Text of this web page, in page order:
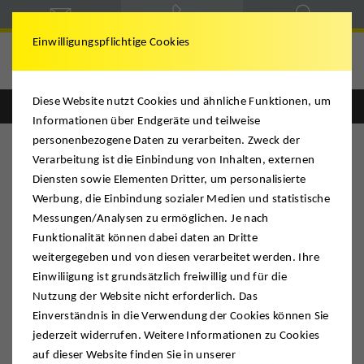
Englisch Deutsch
Einwilligungspflichtige Cookies
Diese Website nutzt Cookies und ähnliche Funktionen, um
Informationen über Endgeräte und teilweise
personenbezogene Daten zu verarbeiten. Zweck der
Verarbeitung ist die Einbindung von Inhalten, externen
Diensten sowie Elementen Dritter, um personalisierte
Werbung, die Einbindung sozialer Medien und statistische
Messungen/Analysen zu ermöglichen. Je nach
Funktionalität können dabei daten an Dritte
weitergegeben und von diesen verarbeitet werden. Ihre
Einwiliigung ist grundsätzlich freiwillig und für die
Nutzung der Website nicht erforderlich. Das
Einverständnis in die Verwendung der Cookies können Sie
jederzeit widerrufen. Weitere Informationen zu Cookies
auf dieser Website finden Sie in unserer